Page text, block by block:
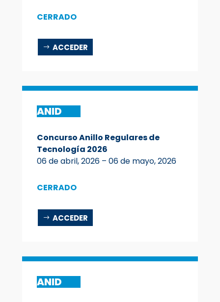
CERRADO
ACCEDER
ANID
Concurso Anillo Regulares de
Tecnología 2026
06 de abril, 2026 – 06 de mayo, 2026
CERRADO
ACCEDER
ANID